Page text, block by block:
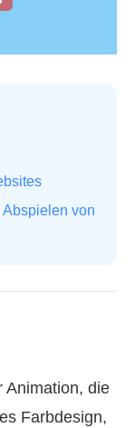
von
Animation, die
Farbdesign,